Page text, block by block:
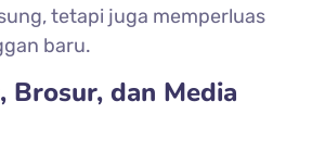
tetapi juga memperluas
baru.
Brosur, dan Media